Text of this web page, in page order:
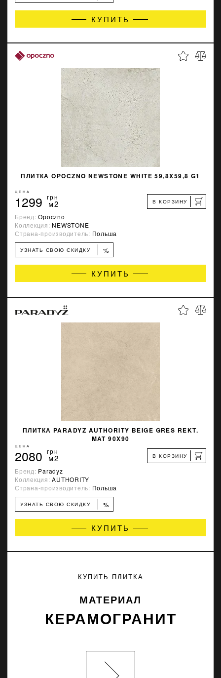
КУПИТЬ
ПЛИТКА OPOCZNO NEWSTONE WHITE 59,8X59,8 G1
ЦЕНА
1299 грн
м2 В КОРЗИНУ
Бренд:Opoczno
Коллекция: NEWSTONE
Страна-производитель: Польша
УЗНАТЬ СВОЮ СКИДКУ %
КУПИТЬ
ПЛИТКА PARADYZ AUTHORITY BEIGE GRES REKT.
MAT 90X90
ЦЕНА
2080 грн
м2 В КОРЗИНУ
Бренд: Paradyz
Коллекция:AUTHORITY
Страна-производитель: Польша
УЗНАТЬ СВОЮ СКИДКУ %
КУПИТЬ
КУПИТЬ ПЛИТКА
МАТЕРИАЛ
КЕРАМОГРАНИТ